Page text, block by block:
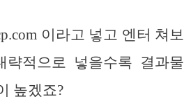
이라고 넣고 엔터 쳐보
략적으로 넣을수록 결과물
높겠죠?